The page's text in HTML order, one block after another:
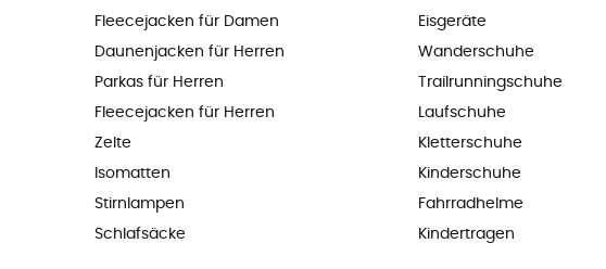
Fleecejacken für Damen
Daunenjacken für Herren
Parkas für Herren
Fleecejacken für Herren
Zelte
Isomatten
Stirnlampen
Schlafsäcke
Eisgeräte
Wanderschuhe
Trailrunningschuhe
Laufschuhe
Kletterschuhe
Kinderschuhe
Fahrradhelme
Kindertragen